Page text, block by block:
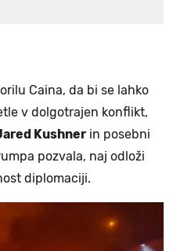
Caina, da bi se lahko
v dolgotrajen konflikt,
Kushner in posebni
pozvala, naj odloži
diplomaciji.